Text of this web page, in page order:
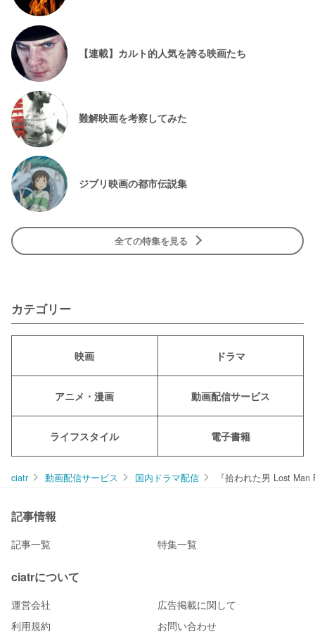
【連載】カルト的人気を誇る映画たち
難解映画を考察してみた
ジブリ映画の都市伝説集
全ての特集を見る
カテゴリー
映画 ドラマ
アニメ・漫画 動画配信サービス
ライフスタイル 電子書籍
ciatr 動画配信サービス 国内ドラマ配信 『拾われた男 Lost
記事情報
記事一覧 特集一覧
ciatrについて
運営会社
広告掲載に関して
利用規約
お問い合わせ